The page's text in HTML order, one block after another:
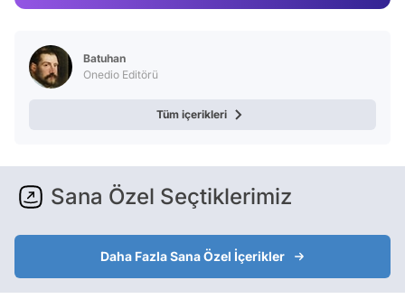
Batuhan
Onedio Editörü
Tüm içerikleri
Sana Özel Seçtiklerimiz
Daha Fazla Sana Özel İçerikler